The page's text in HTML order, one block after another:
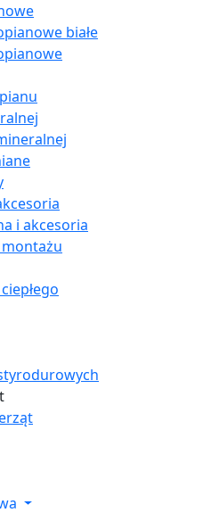
białe
i akcesoria